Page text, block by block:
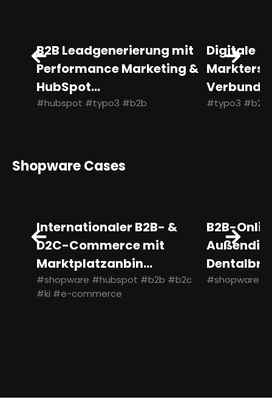
B2B Leadgenerierung mit
Performance Marketing &
HubSpot...
#hubspot #typo3 #b2b
Digitale
#typo3 #b2c
Shopware Cases
Internationaler B2B- &
D2C-Commerce mit
Marktplatzanbin...
#shopware #hubspot #b2b #b2c
#ki #e-commerce
B2B-
#shopware